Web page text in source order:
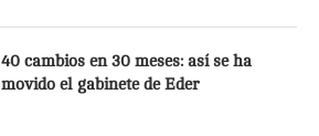
40 cambios en 30 meses: así se ha
movido el gabinete de Eder